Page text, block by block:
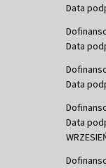
Data
Data
Data
Data